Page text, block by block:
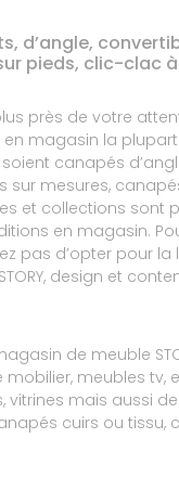
MARIE ANDRE
du 13/02/2024
02/2024
du 15/12/2023
12/2023
d’angle,
pieds, clic-clac
près de votre
en magasin la
soient canapés
sur mesures,
et collections sont
en magasin.
pas d’opter pour la
design et
de meuble
meubles tv,
vitrines mais aussi
cuirs ou tissu,